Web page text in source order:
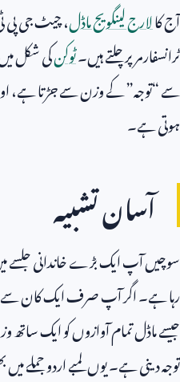
آج کالارج لینگویج ماڈل، چیٹ جی پی
ٹرانسفارمر پر چلتے ہیں۔ٹوکنکی شکل
سے “توجہ” کے وزن سے جڑتا ہے، اور
ہوتی ہے۔
آسان تشبیہ
سوچیں آپ ایک بڑے خاندانی جلسے
رہا ہے۔ اگر آپ صرف ایک کان سے
جیسے ماڈل تمام آوازوں کو ایک
توجہ دینی ہے۔ یوں لمبے اردو جملے